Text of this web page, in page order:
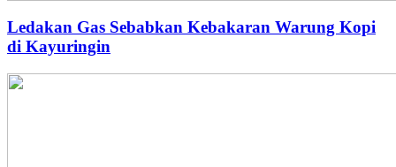
Ledakan Gas Sebabkan Kebakaran Warung Kopi
di Kayuringin